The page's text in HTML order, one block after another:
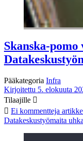
Skanska-
Pääkategoria Infra
Kirjoitettu 5. elokuuta
Tilaajille
Ei kommentteja
Datakeskustyömaita